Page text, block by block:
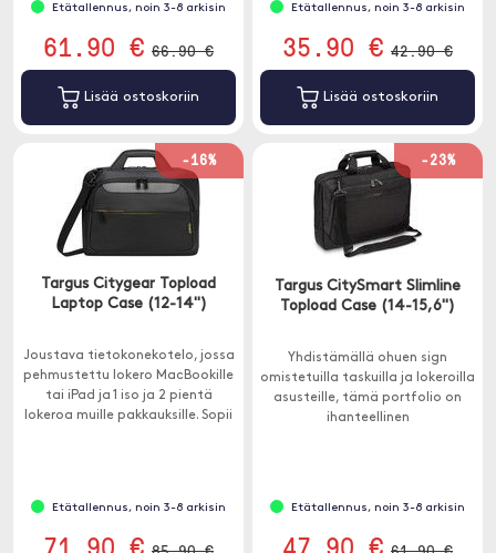
Etätallennus, noin 3-8 arkisin
61.90 € 66.90 €
Lisää ostoskoriin
Etätallennus, noin 3-8 arkisin
35.90 € 42.90 €
Lisää ostoskoriin
-16%
Targus Citygear Topload
Laptop Case (12-14")
Joustava tietokonekotelo, jossa
pehmustettu lokero MacBookille
tai iPad ja 1 iso ja 2 pientä
lokeroa muille pakkauksille. Sopii
Etätallennus, noin 3-8 arkisin
-23%
Targus CitySmart Slimline
Topload Case (14-15,6")
Yhdistämällä ohuen sign
omistetuilla taskuilla ja lokeroilla
asusteille, tämä portfolio on
ihanteellinen
Etätallennus, noin 3-8 arkisin